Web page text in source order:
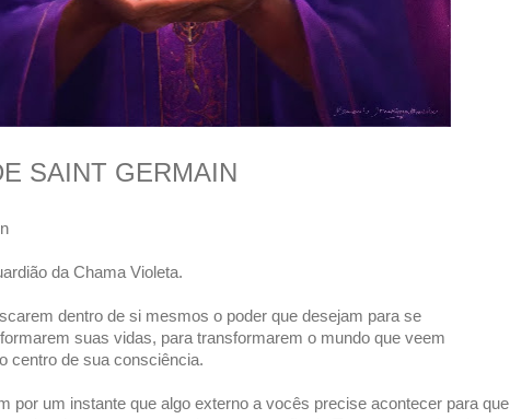
SAINT GERMAIN
da Chama Violeta.
dentro de si mesmos o poder que desejam para se
suas vidas, para transformarem o mundo que veem
centro de sua consciência.
por um instante que algo externo a vocês precise acontecer para que